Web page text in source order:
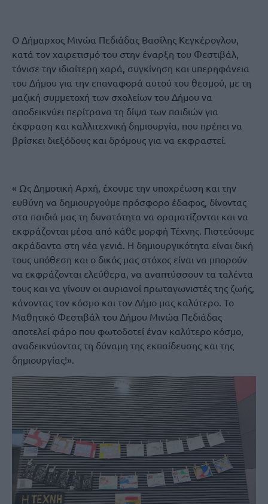
Ο Δήμαρχος Μινώα Πεδιάδας Βασίλης Κεγκέρογλου,
κατά τον χαιρετισμό του στην έναρξη του Φεστιβάλ,
τόνισε την ιδιαίτερη χαρά, συγκίνηση και υπερηφάνεια
του Δήμου για την επαναφορά αυτού του θεσμού, με τη
μαζική συμμετοχή των σχολείων του Δήμου να
αποδεικνύει περίτρανα τη δίψα των παιδιών για
έκφραση και καλλιτεχνική δημιουργία, που πρέπει να
βρίσκει διεξόδους και δρόμους για να εκφραστεί.
« Ως Δημοτική Αρχή, έχουμε την υποχρέωση και την
ευθύνη να δημιουργούμε πρόσφορο έδαφος, δίνοντας
στα παιδιά μας τη δυνατότητα να οραματίζονται και να
εκφράζονται μέσα από κάθε μορφή Τέχνης. Πιστεύουμε
ακράδαντα στη νέα γενιά. Η δημιουργικότητα είναι δική
τους υπόθεση και ο δικός μας στόχος είναι να μπορούν
να εκφράζονται ελεύθερα, να αναπτύσσουν τα ταλέντα
τους και να γίνουν οι αυριανοί πρωταγωνιστές της ζωής,
κάνοντας τον κόσμο και τον Δήμο μας καλύτερο. Το
Μαθητικό Φεστιβάλ του Δήμου Μινώα Πεδιάδας
αποτελεί φάρο που φωτοδοτεί έναν καλύτερο κόσμο,
αναδεικνύοντας τη δύναμη της εκπαίδευσης και της
δημιουργίας!».